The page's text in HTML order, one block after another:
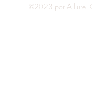
©2023 por A.llure.